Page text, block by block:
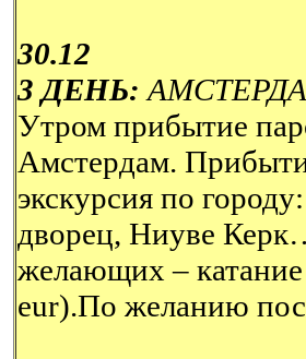
30.12
3 ДЕНЬ:
Утром прибытие
Амстердам.
экскурсия по
дворец, Ниуве
желающих – катание
eur).По желанию